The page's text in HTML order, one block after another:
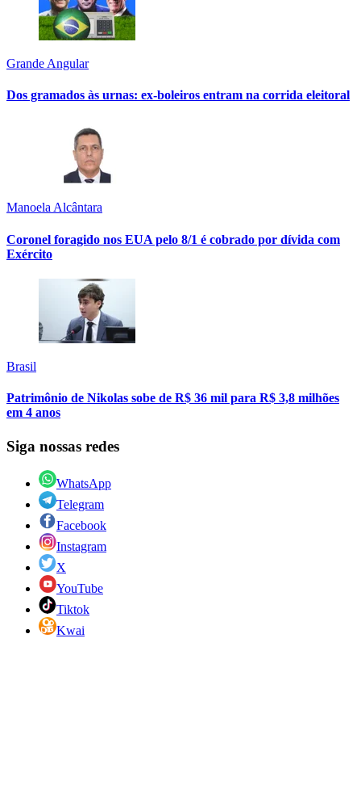
Grande Angular
Dos gramados às urnas: ex-boleiros entram na corrida eleitoral
Manoela Alcântara
Coronel foragido nos EUA pelo 8/1 é cobrado por dívida com
Exército
Brasil
Patrimônio de Nikolas sobe de R$ 36 mil para R$ 3,8 milhões
em 4 anos
Siga nossas redes
WhatsApp
Telegram
Facebook
Instagram
X
YouTube
Tiktok
Kwai